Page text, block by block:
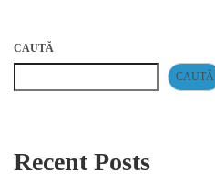
CAUTĂ
CAUTĂ
Recent Posts